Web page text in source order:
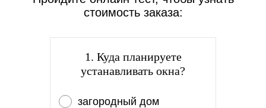
стоимость заказа:
1. Куда планируете
устанавливать окна?
загородный дом